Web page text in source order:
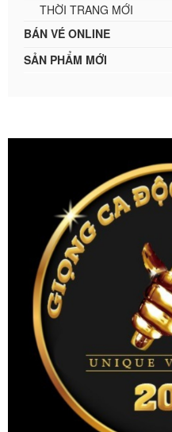
THỜI TRANG MỚI
BÁN VÉ ONLINE
SẢN PHẨM MỚI